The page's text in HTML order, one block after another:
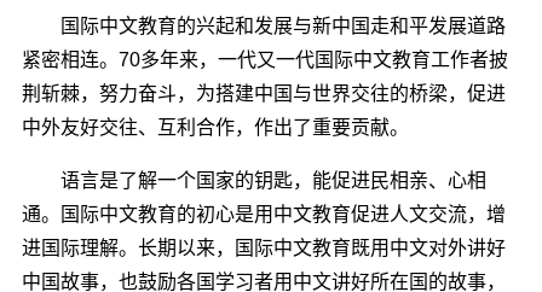
国际中文教育的兴起和发展与新中国走和平发展道路
紧密相连。70多年来，一代又一代国际中文教育工作者披
荆斩棘，努力奋斗，为搭建中国与世界交往的桥梁，促进
中外友好交往、互利合作，作出了重要贡献。
语言是了解一个国家的钥匙，能促进民相亲、心相
通。国际中文教育的初心是用中文教育促进人文交流，增
进国际理解。长期以来，国际中文教育既用中文对外讲好
中国故事，也鼓励各国学习者用中文讲好所在国的故事，